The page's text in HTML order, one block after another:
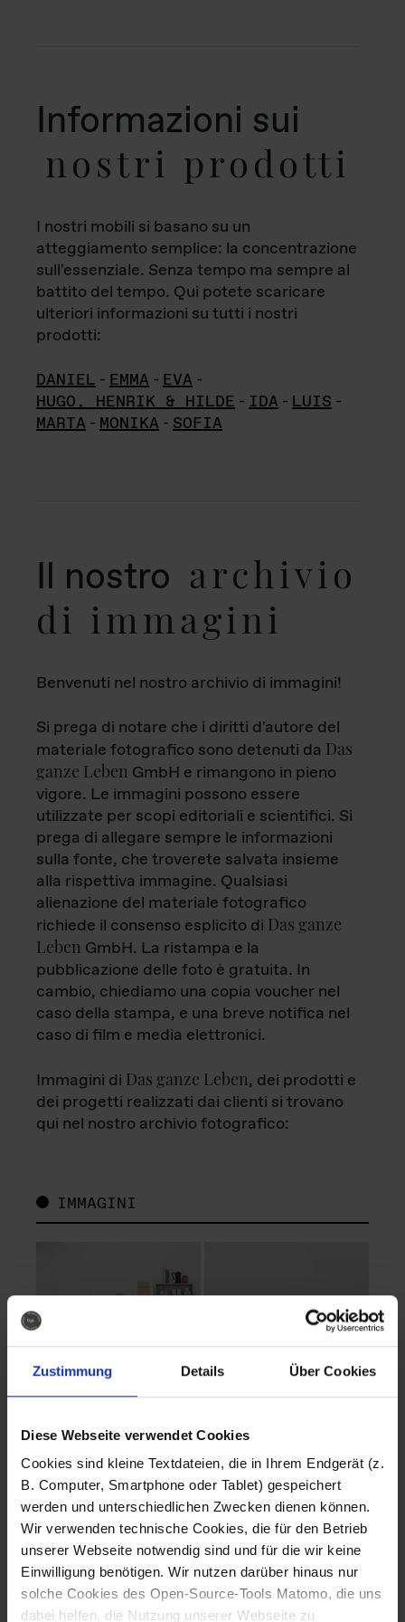
Zustimmung Details Über Cookies
Diese Webseite verwendet Cookies
Cookies sind kleine Textdateien, die in Ihrem Endgerät (z.
B. Computer, Smartphone oder Tablet) gespeichert
werden und unterschiedlichen Zwecken dienen können.
Wir verwenden technische Cookies, die für den Betrieb
unserer Webseite notwendig sind und für die wir keine
Einwilligung benötigen. Wir nutzen darüber hinaus nur
solche Cookies des Open-Source-Tools Matomo, die uns
dabei helfen, die Nutzung unserer Webseite zu
Informazioni sui
nostri prodotti
I nostri mobili si basano su un
atteggiamento semplice: la concentrazione
sull'essenziale. Senza tempo ma sempre al
battito del tempo. Qui potete scaricare
ulteriori informazioni su tutti i nostri
prodotti:
DANIEL - EMMA - EVA -
HUGO, HENRIK & HILDE - IDA - LUIS -
MARTA - MONIKA - SOFIA
Il nostro archivio
di immagini
Benvenuti nel nostro archivio di immagini!
Si prega di notare che i diritti d'autore del
materiale fotografico sono detenuti da Das
ganze Leben GmbH e rimangono in pieno
vigore. Le immagini possono essere
utilizzate per scopi editoriali e scientifici. Si
prega di allegare sempre le informazioni
sulla fonte, che troverete salvata insieme
alla rispettiva immagine. Qualsiasi
alienazione del materiale fotografico
richiede il consenso esplicito di Das ganze
Leben GmbH. La ristampa e la
pubblicazione delle foto è gratuita. In
cambio, chiediamo una copia voucher nel
caso della stampa, e una breve notifica nel
caso di film e media elettronici.
Immagini di Das ganze Leben, dei prodotti e
dei progetti realizzati dai clienti si trovano
qui nel nostro archivio fotografico:
IMMAGINI
Fotografo: Lorenz
Sternbach
Download
Fotografo: Lorenz
Sternbach
Download